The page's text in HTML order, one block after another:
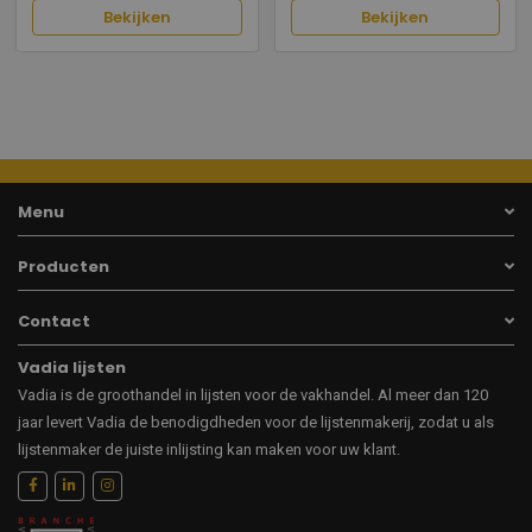
Bekijken Bekijken
Menu
Producten
Contact
Vadia lijsten
Vadia is de groothandel in lijsten voor de vakhandel. Al meer dan 120
jaar levert Vadia de benodigdheden voor de lijstenmakerij, zodat u als
lijstenmaker de juiste inlijsting kan maken voor uw klant.